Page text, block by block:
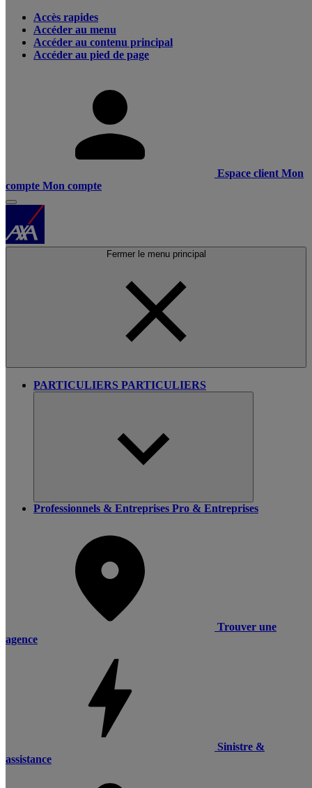
Accès rapides
Accéder au menu
Accéder au contenu principal
Accéder au pied de page
Espace client Mon
compte Mon compte
Fermer le menu principal
PARTICULIERS PARTICULIERS
Professionnels & Entreprises Pro & Entreprises
Trouver une
agence
Sinistre &
assistance